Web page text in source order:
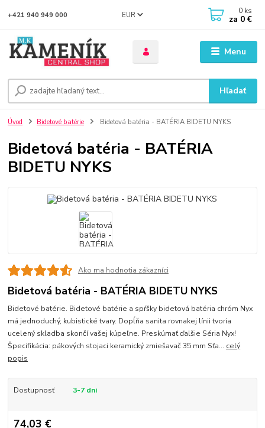
Menu
EUR
Hľadať
+421 940 949 000 0 ks
za 0 €
Úvod Bidetové batérie Bidetová batéria - BATÉRIA BIDETU NYKS
Bidetová batéria - BATÉRIA
BIDETU NYKS
Ako ma hodnotia zákazníci
Bidetová batéria - BATÉRIA BIDETU NYKS
Bidetové batérie. Bidetové batérie a spŕšky bidetová batéria chróm Nyx
má jednoduchý, kubistické tvary. Dopĺňa sanita rovnakej línii tvoria
ucelený skladba skončí vašej kúpeľne. Preskúmať ďalšie Séria Nyx!
Špecifikácia: pákových stojaci keramický zmiešavač 35 mm Sťa... celý
popis
Dostupnosť 3-7 dni
74,03 €